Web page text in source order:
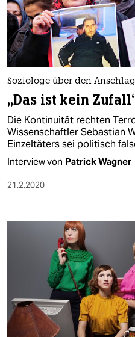
Soziologe über den
„Das ist kein
Die Kontinuität rechten
Wissenschaftler Sebastian
Einzeltäters sei politisch
Interview von Patrick Wagner
21.2.2020